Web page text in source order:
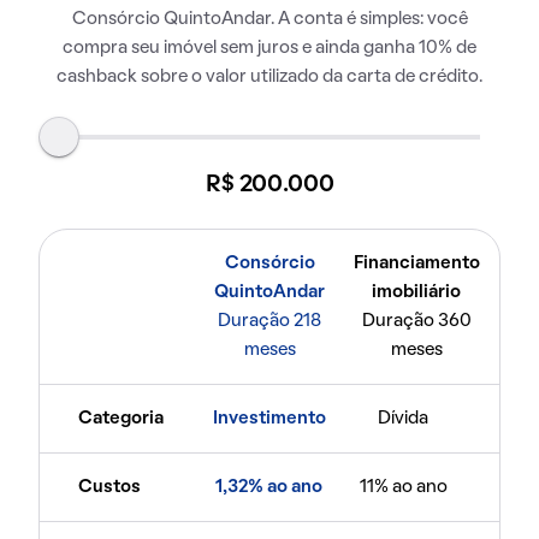
Consórcio QuintoAndar. A conta é simples: você
compra seu imóvel sem juros e ainda ganha 10% de
cashback sobre o valor utilizado da carta de crédito.
R$ 200.000
Consórcio
QuintoAndar
Duração 218
meses
Financiamento
imobiliário
Duração 360
meses
Categoria Investimento Dívida
Custos 1,32% ao ano 11% ao ano